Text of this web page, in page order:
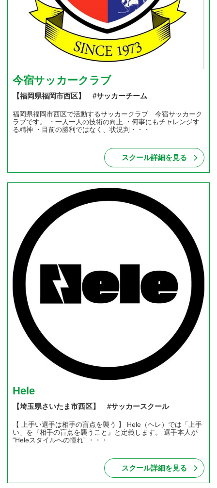
今宿サッカークラブ
【福岡県福岡市西区】 #サッカーチーム
福岡県福岡市西区で活動するサッカークラブ 今宿サッカーク
ラブです。 ・一人一人の技術の向上 ・何事にもチャレンジす
る精神 ・目前の勝利ではなく、状況判・・・
スクール詳細を見る
Hele
【埼玉県さいたま市西区】 #サッカースクール
【 上手い選手は相手の盲点を襲う 】 Hele（ヘレ）では「上手
い」を『相手の盲点を襲うこと』と定義します。 選手本人が
“Heleスタイルへの憧れ” ・・・
スクール詳細を見る